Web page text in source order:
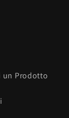
un Prodotto